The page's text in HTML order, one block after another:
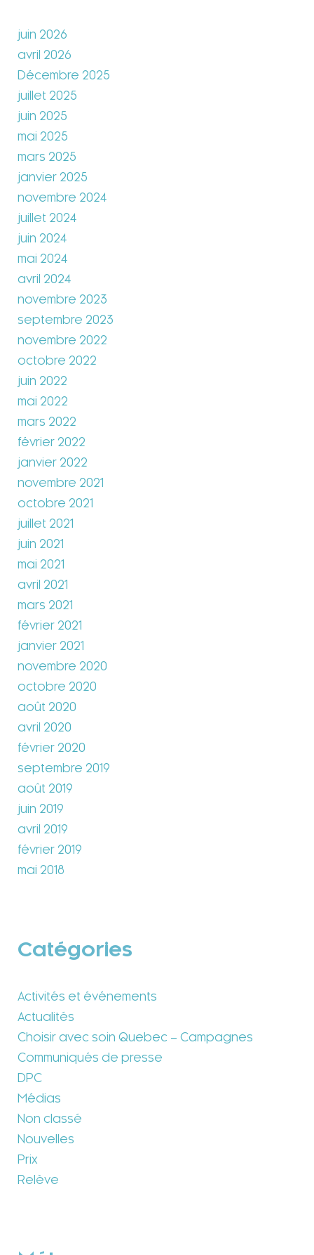
juin 2026
avril 2026
Décembre 2025
juillet 2025
juin 2025
mai 2025
mars 2025
janvier 2025
novembre 2024
juillet 2024
juin 2024
mai 2024
avril 2024
novembre 2023
septembre 2023
novembre 2022
octobre 2022
juin 2022
mai 2022
mars 2022
février 2022
janvier 2022
novembre 2021
octobre 2021
juillet 2021
juin 2021
mai 2021
avril 2021
mars 2021
février 2021
janvier 2021
novembre 2020
octobre 2020
août 2020
avril 2020
février 2020
septembre 2019
août 2019
juin 2019
avril 2019
février 2019
mai 2018
Catégories
Activités et événements
Actualités
Choisir avec soin Quebec – Campagnes
Communiqués de presse
DPC
Médias
Non classé
Nouvelles
Prix
Relève